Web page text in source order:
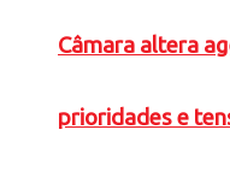
Câmara altera
prioridades e